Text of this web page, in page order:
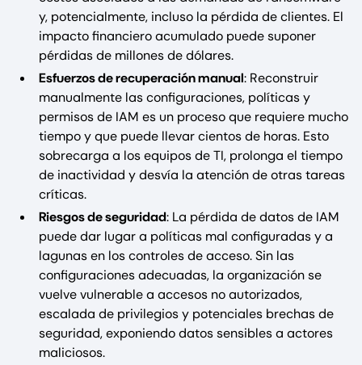
y, potencialmente, incluso la pérdida de clientes. El
impacto financiero acumulado puede suponer
pérdidas de millones de dólares.
Esfuerzos de recuperación manual: Reconstruir
manualmente las configuraciones, políticas y
permisos de IAM es un proceso que requiere mucho
tiempo y que puede llevar cientos de horas. Esto
sobrecarga a los equipos de TI, prolonga el tiempo
de inactividad y desvía la atención de otras tareas
críticas.
Riesgos de seguridad: La pérdida de datos de IAM
puede dar lugar a políticas mal configuradas y a
lagunas en los controles de acceso. Sin las
configuraciones adecuadas, la organización se
vuelve vulnerable a accesos no autorizados,
escalada de privilegios y potenciales brechas de
seguridad, exponiendo datos sensibles a actores
maliciosos.